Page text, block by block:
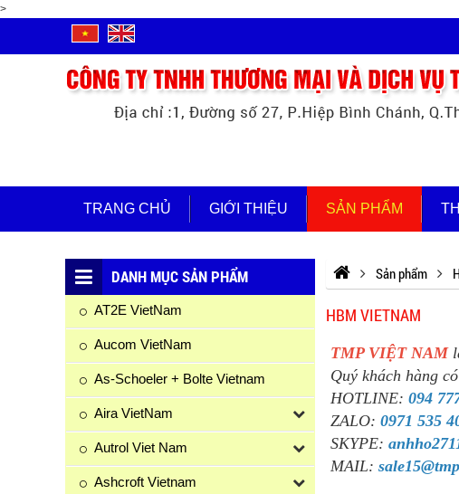
>
TRANG CHỦ GIỚI THIỆU SẢN PHẨM
Sản phẩm
HBM VIETNAM
TMP VIỆT NAM
Quý khách hàng
HOTLINE: 094
ZALO: 0971 535
SKYPE:
MAIL:
DANH MỤC SẢN PHẨM
AT2E VietNam
Aucom VietNam
As-Schoeler + Bolte Vietnam
Aira VietNam
Autrol Viet Nam
Ashcroft Vietnam